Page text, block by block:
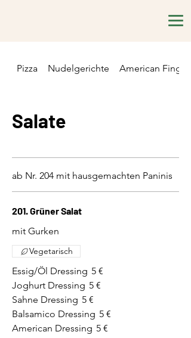
Pizza Nudelgerichte American
Salate
ab Nr. 204 mit hausgemachten Paninis
201. Grüner Salat
mit Gurken
Essig/Öl Dressing 5 €
Joghurt Dressing 5 €
Sahne Dressing 5 €
Balsamico Dressing 5 €
American Dressing 5 €
Vegetarisch